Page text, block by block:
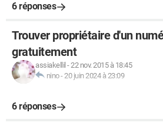
6 réponses
Trouver propriétaire d'un
gratuitement
assiakellil -22 nov. 2015 à 18:45
nino-20 juin 2024 à 23:09
6 réponses